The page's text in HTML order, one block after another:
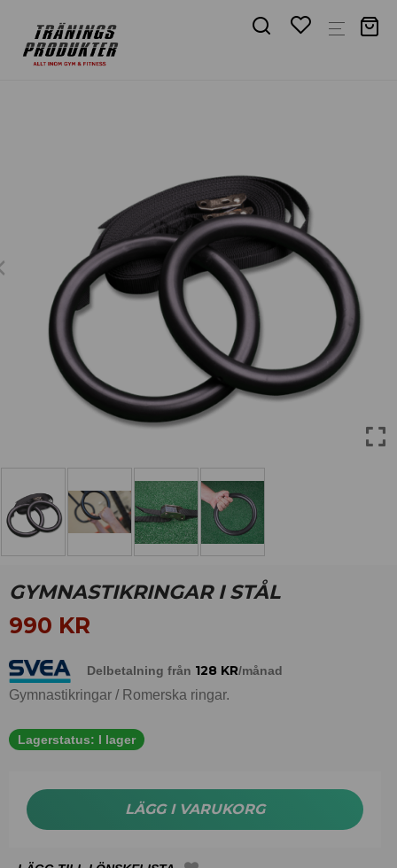
GYMNASTIKRINGAR I STÅL
990 KR
Delbetalning från 128 KR/månad
Gymnastikringar / Romerska ringar.
Lagerstatus: I lager
LÄGG I VARUKORG